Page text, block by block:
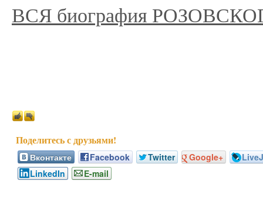
ВСЯ биография
Вконтакте Facebook Twitter Google+
LinkedIn
E-mail